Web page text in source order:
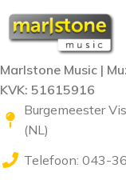
Marlstone Music |
KVK: 51615916
Burgemeester
(NL)
Telefoon: 043-